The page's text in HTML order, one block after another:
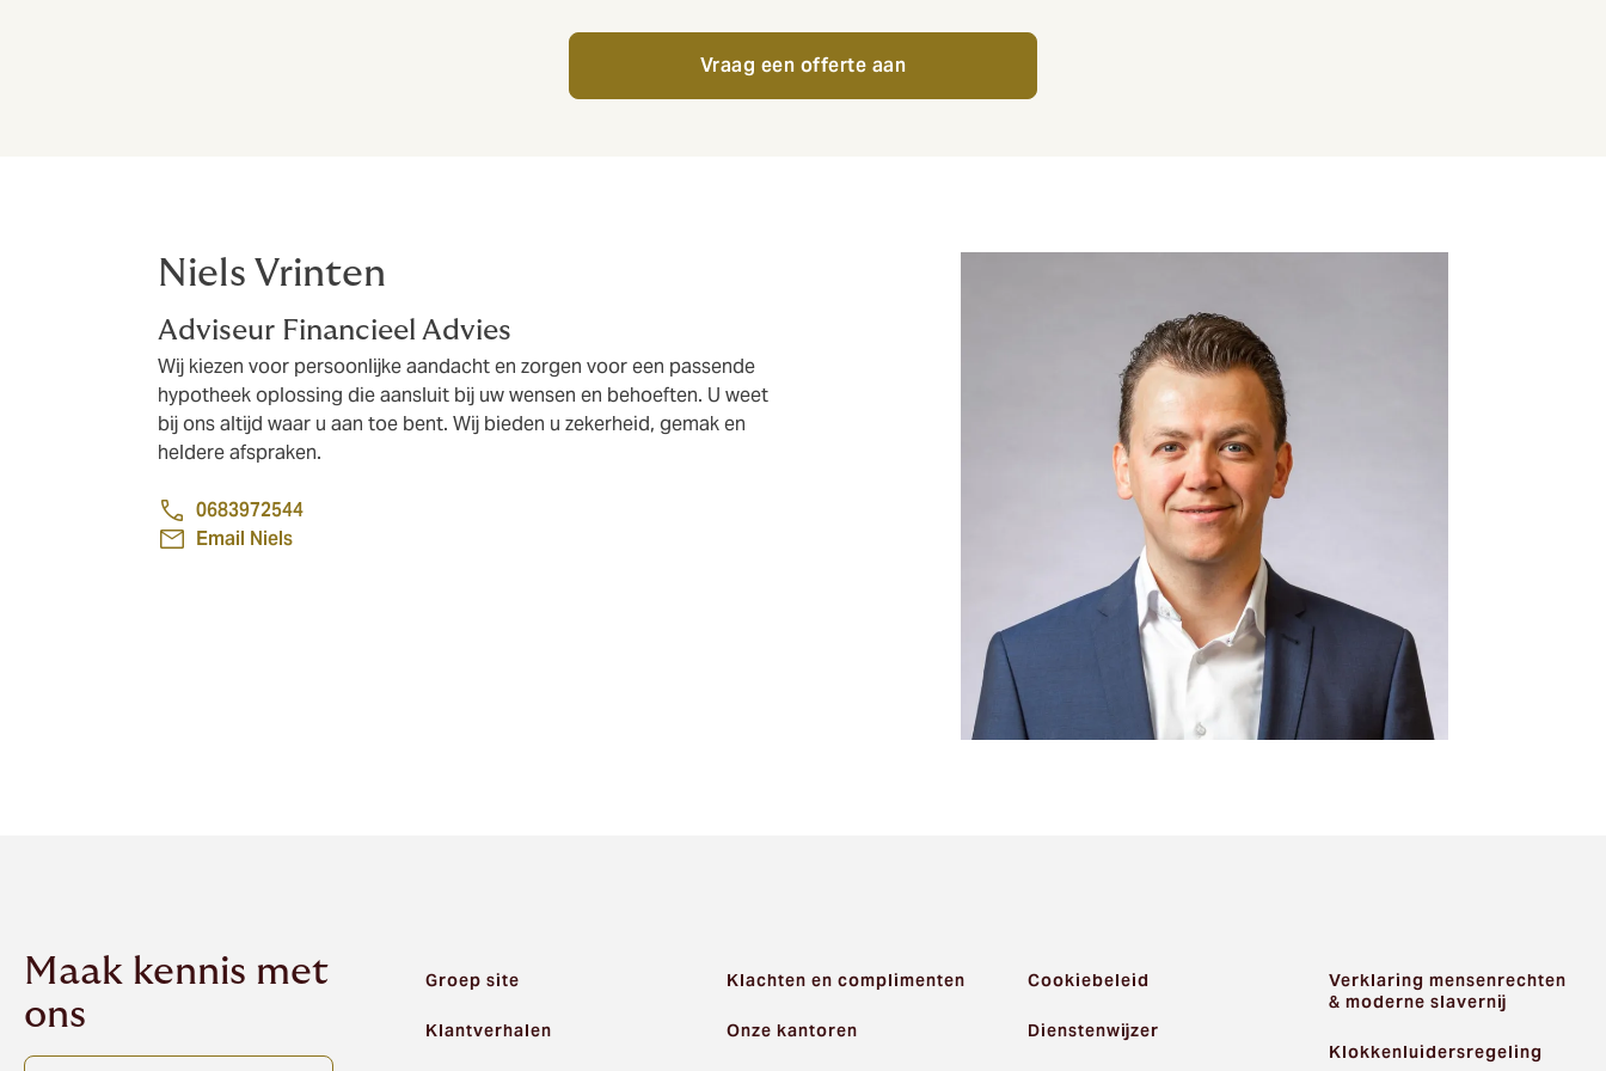
Vraag een offerte aan
Niels Vrinten
Adviseur Financieel Advies
Wij kiezen voor persoonlijke aandacht en zorgen voor een passende
hypotheek oplossing die aansluit bij uw wensen en behoeften. U weet
bij ons altijd waar u aan toe bent. Wij bieden u zekerheid, gemak en
heldere afspraken.
0683972544
Email Niels
Maak kennis met
ons
Groep site
Klantverhalen
Klachten en complimenten
Onze kantoren
Cookiebeleid
Dienstenwijzer
Verklaring mensenrechten
& moderne slavernij
Klokkenluidersregeling